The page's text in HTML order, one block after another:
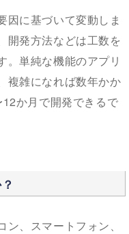
因に基づいて変動しま
開発方法などは工数を
。単純な機能のアプリ
複雑になれば数年かか
か月で開発できるで
、スマートフォン、